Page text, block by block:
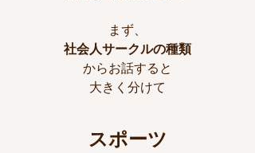
まず、
社会人サークルの種類
からお話すると
大きく分けて
スポーツ